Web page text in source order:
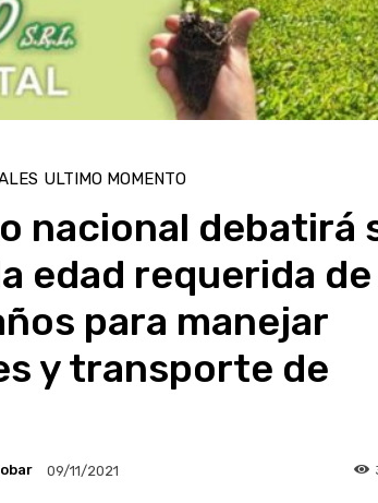
ULTIMO MOMENTO
nacional debatirá
edad requerida de
para manejar
y transporte de
09/11/2021